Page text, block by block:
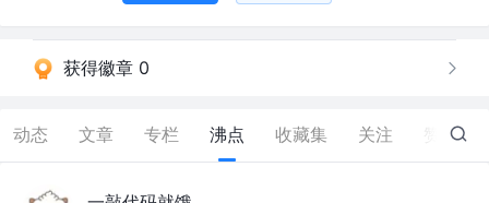
获得徽章 0
动态 文章 专栏 沸点 收藏集 关注 3